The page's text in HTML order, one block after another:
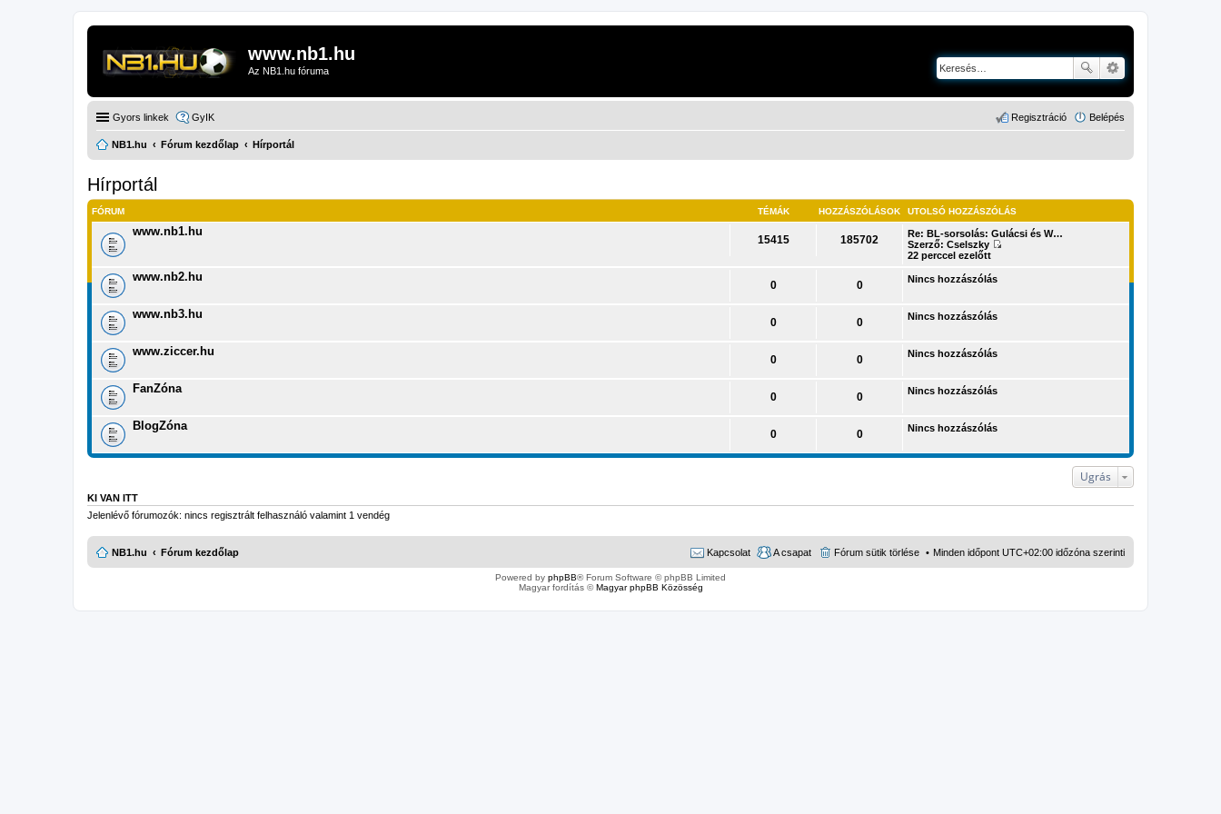
www.nb1.hu
Az NB1.hu fóruma
Gyors linkek GyIK Belépés
Regisztráció
NB1.hu Fórum kezdőlap Hírportál
Hírportál
FÓRUM TÉMÁK HOZZÁSZÓLÁSOK UTOLSÓ HOZZÁSZÓLÁS
www.nb1.hu
15415 185702
Re: BL-sorsolás: Gulácsi és W…
Szerző: Cselszky
g
i
é
s
e
22 perccel ezelőtt
www.nb2.hu
0 0 Nincs hozzászólás
www.nb3.hu
0 0 Nincs hozzászólás
www.ziccer.hu
0 0 Nincs hozzászólás
FanZóna
0 0 Nincs hozzászólás
BlogZóna
0 0 Nincs hozzászólás
Ugrás
KI VAN ITT
Jelenlévő fórumozók: nincs regisztrált felhasználó valamint 1 vendég
NB1.hu Fórum kezdőlap Minden időpont UTC+02:00 időzóna szerinti
Fórum sütik törlése
A csapat
Kapcsolat
Powered by phpBB® Forum Software © phpBB Limited
Magyar fordítás ©Magyar phpBB Közösség